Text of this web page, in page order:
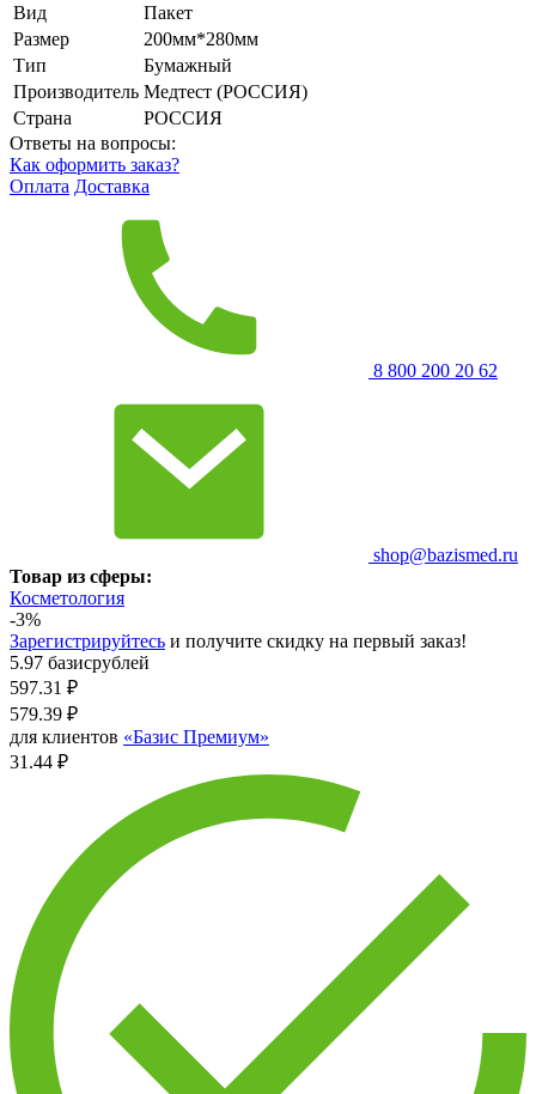
Вид
Пакет
Размер
200мм*280мм
Тип
Бумажный
Производитель Медтест (РОССИЯ)
Страна
РОССИЯ
Ответы на вопросы:
Как оформить заказ?
Оплата Доставка
8 800 200 20 62
shop@bazismed.ru
Товар из сферы:
Косметология
-3%
Зарегистрируйтесь и получите скидку на первый заказ!
5.97 базисрублей
597.31 ₽
579.39 ₽
для клиентов «Базис Премиум»
31.44 ₽